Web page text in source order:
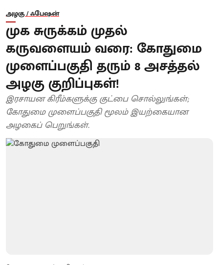
அழகு / ஃபேஷன்
முக சுருக்கம் முதல்
கருவளையம் வரை: கோதுமை
முளைப்பகுதி தரும் 8 அசத்தல்
அழகு குறிப்புகள்!
இரசாயன கிரீம்களுக்கு குட்பை சொல்லுங்கள்;
கோதுமை முளைப்பகுதி மூலம் இயற்கையான
அழகைப் பெறுங்கள்.